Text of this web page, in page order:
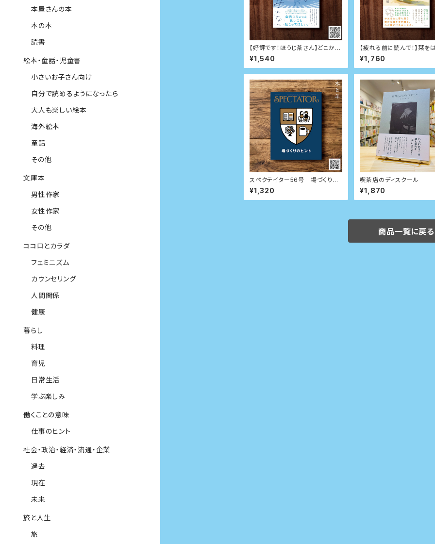
【好評です！ほうじ茶さん】どこかで
ちょっとずつ傷ついてるやさしいみ
んなへ
¥1,540
【疲れる前に読んで！】栞を
ように休めばいい
¥1,760
スペクテイター56号 場づくりの
ヒント
¥1,320
喫茶店のディスクール
¥1,870
商品一覧に戻る
本屋さんの本
本の本
読書
絵本・童話・児童書
小さいお子さん向け
自分で読めるようになったら
大人も楽しい絵本
海外絵本
童話
その他
文庫本
男性作家
女性作家
その他
ココロとカラダ
フェミニズム
カウンセリング
人間関係
健康
暮らし
料理
育児
日常生活
学ぶ楽しみ
働くことの意味
仕事のヒント
社会・政治・経済・流通・企業
過去
現在
未来
旅と人生
旅